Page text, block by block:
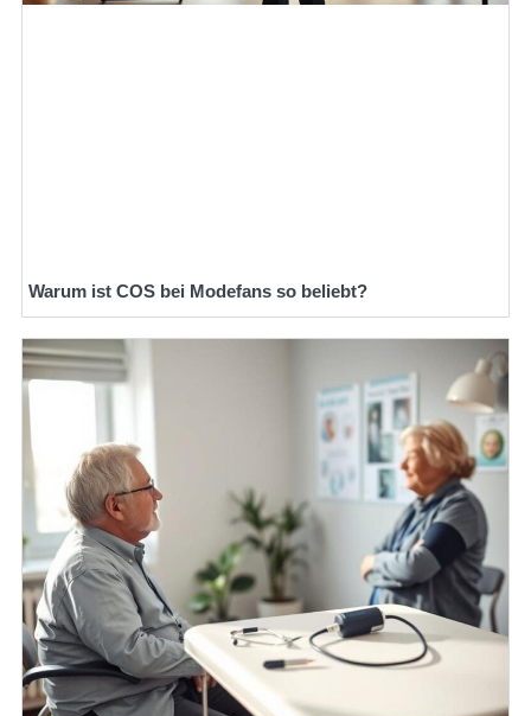
Warum ist COS bei Modefans so beliebt?